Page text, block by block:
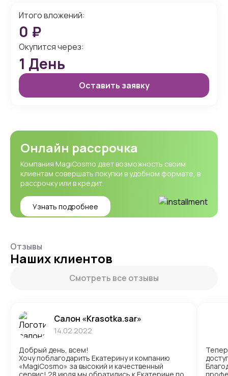
Итого вложений:
0 ₽
Окупится через:
1 День
Оставить заявку
Онлайн рассрочка
Компания MagiCosmo дает возможность своим
клиентам совершать покупки в удобном формате, в
рассрочку или в кредит.
Узнать подробнее
Отзывы
Наших клиентов
Смотреть все отзывы
Салон «Krasotka.sar»
14.02.2022
Добрый день, всем!
Хочу поблагодарить Екатерину и компанию
«MagiCosmo» за высокий и качественный